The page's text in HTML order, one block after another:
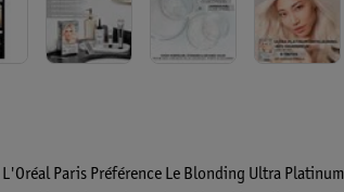
Paris Préférence Le Blonding Ultra